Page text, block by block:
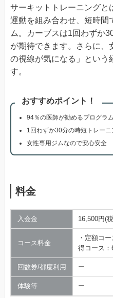
サーキットトレーニングと
運動を組み合わせ、短時間
ム。カーブスは1回わずか
が期待できます。さらに、
の視線が気になる」という
す。
おすすめポイント！
94％の医師が勧めるプログラム
1回わずか30分の時短トレーニ
女性専用ジムなので安心安全
料金
入会金 16,500円(
コース料金
・定額コ
得コース：
回数券/都度利用 ー
体験等 ー